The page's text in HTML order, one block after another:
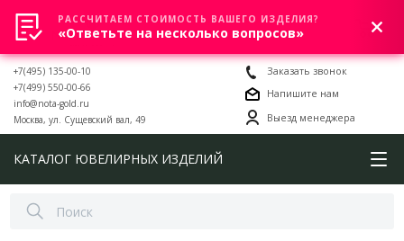
0
+7(495) 135-00-10
+7(499) 550-00-66
info@nota-gold.ru
Москва, ул. Сущевский вал, 49
Заказать звонок
Напишите нам
Выезд менеджера
КАТАЛОГ ЮВЕЛИРНЫХ ИЗДЕЛИЙ
РАССЧИТАЕМ СТОИМОСТЬ ВАШЕГО ИЗДЕЛИЯ?
«Ответьте на несколько вопросов»